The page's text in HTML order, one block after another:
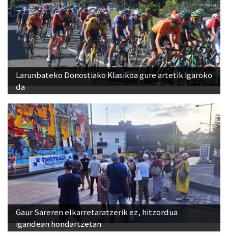
Larunbateko Donostiako Klasikoa gure artetik igaroko
da
Gaur Sareren elkarretaratzerik ez, hitzordua
igandean hondartzetan